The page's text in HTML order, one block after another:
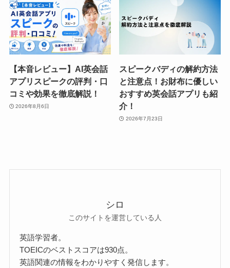
【本音レビュー】AI英会話
アプリスピークの評判・口
コミや効果を徹底解説！
2026年8月6日
スピークバディの解約方法
と注意点！お財布に優しい
おすすめ英会話アプリも紹
介！
2026年7月23日
シロ
このサイトを運営している人
英語学習者。
TOEICのベストスコアは930点。
英語関連の情報をわかりやすく発信します。